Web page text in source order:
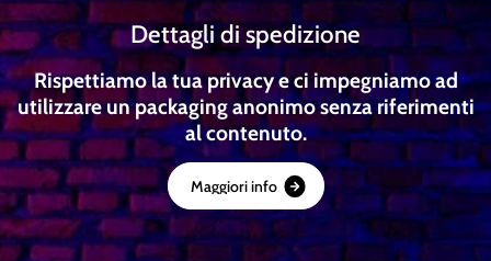
Dettagli di spedizione
Rispettiamo la tua privacy e ci impegniamo ad
utilizzare un packaging anonimo senza riferimenti
al contenuto.
Maggioriinfo